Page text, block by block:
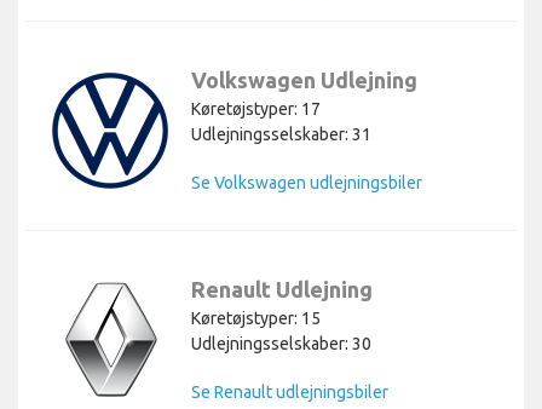
Volkswagen Udlejning
Køretøjstyper: 17
Udlejningsselskaber: 31
Se Volkswagen udlejningsbiler
Renault Udlejning
Køretøjstyper: 15
Udlejningsselskaber: 30
Se Renault udlejningsbiler